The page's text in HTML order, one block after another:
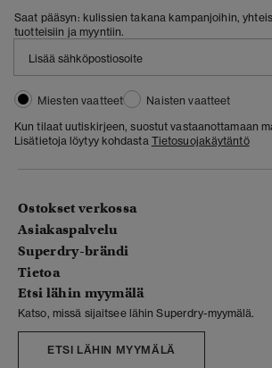
Saat pääsyn: kulissien takana kampanjoihin,
tuotteisiin ja myyntiin.
Miesten vaatteet
Naisten vaatteet
Kun tilaat uutiskirjeen, suostut vastaanottamaan
Lisätietoja löytyy kohdasta Tietosuojakäytäntö
Ostokset verkossa
Asiakaspalvelu
Superdry-brändi
Tietoa
Etsi lähin myymälä
Katso, missä sijaitsee lähin Superdry-myymälä.
ETSI LÄHIN MYYMÄLÄ